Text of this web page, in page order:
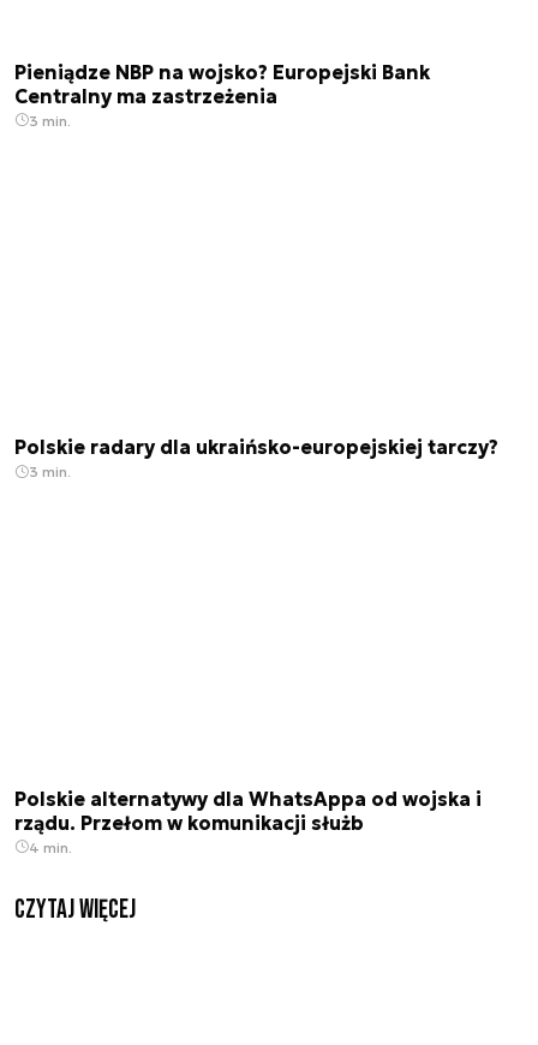
Pieniądze NBP na wojsko? Europejski Bank
Centralny ma zastrzeżenia
3 min.
Polskie radary dla ukraińsko-europejskiej tarczy?
3 min.
Polskie alternatywy dla WhatsAppa od wojska i
rządu. Przełom w komunikacji służb
4 min.
czytaj więcej